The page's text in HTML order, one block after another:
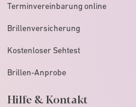
Terminvereinbarung online
Brillenversicherung
Kostenloser Sehtest
Brillen-Anprobe
Hilfe & Kontakt